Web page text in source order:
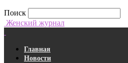
Поиск
Женский журнал
Главная
Новости